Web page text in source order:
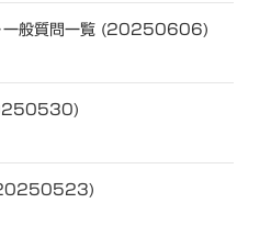
一般質問一覧 (20250606)